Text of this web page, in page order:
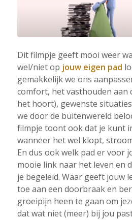
Dit filmpje geeft mooi weer
wel/niet op jouw eigen pad
gemakkelijk we ons
comfort, het vasthouden aan
het hoort), gewenste
we door de buitenwereld
filmpje toont ook dat je kunt
wanneer het wel klopt,
En dus ook welk pad er voor
mooie link naar het leven en
je begeleid. Waar geeft jouw
toe aan een doorbraak en
groeipijn heen te gaan om
dat wat niet (meer) bij jou